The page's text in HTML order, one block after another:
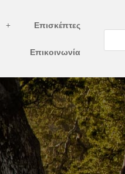
Επισκέπτες
Επικοινωνία